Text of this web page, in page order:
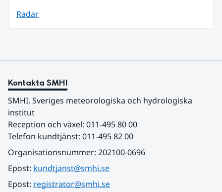
Radar
Kontakta SMHI
SMHI, Sveriges meteorologiska och hydrologiska
institut
Reception och växel: 011-495 80 00
Telefon kundtjänst: 011-495 82 00
Organisationsnummer: 202100-0696
Epost: kundtjanst@smhi.se
Epost: registrator@smhi.se